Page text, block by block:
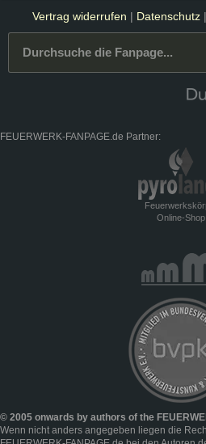
Vertrag widerrufen | Datenschutz|
FEUERWERK-FANPAGE.de Partner:
Online-Shop
© 2005 onwards by authors of the
Wenn nicht anders angegeben liegen die